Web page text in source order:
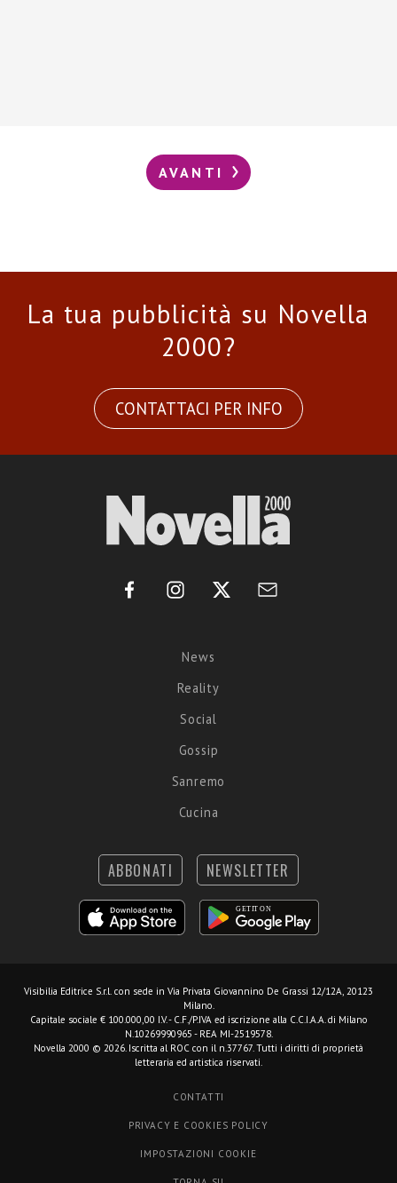
AVANTI
La tua pubblicità su Novella
2000?
CONTATTACI PER INFO
News
Reality
Social
Gossip
Sanremo
Cucina
ABBONATI NEWSLETTER
Visibilia Editrice S.r.l. con sede in Via Privata Giovannino De Grassi 12/12A, 20123
Milano.
Capitale sociale € 100.000,00 I.V. - C.F./P.IVA ed iscrizione alla C.C.I.A.A. di Milano
N.10269990965 - REA MI-2519578.
Novella 2000 © 2026. Iscritta al ROC con il n.37767. Tutti i diritti di proprietà
letteraria ed artistica riservati.
CONTATTI
PRIVACY E COOKIES POLICY
IMPOSTAZIONI COOKIE